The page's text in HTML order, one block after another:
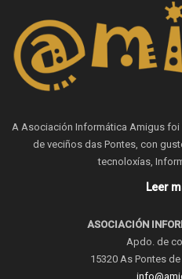
A Asociación Informática Amigus
de veciños das Pontes, con
tecnoloxías,
Leer
ASOCIACIÓN
Apdo. de
15320 As Pontes